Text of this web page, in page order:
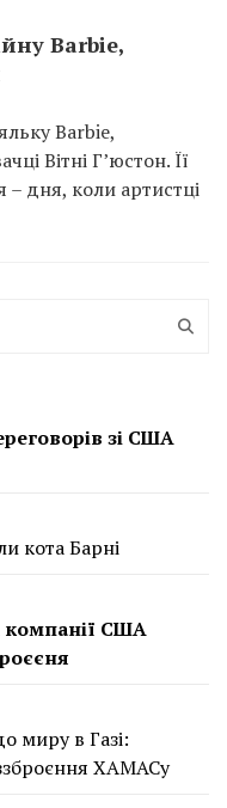
Barbie,
Barbie,
Вітні Г’юстон. Її
дня, коли артистці
зі США
кота Барні
компанії США
миру в Газі:
ХАМАСу